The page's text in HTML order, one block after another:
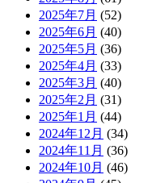
2025年7月 (52)
2025年6月 (40)
2025年5月 (36)
2025年4月 (33)
2025年3月 (40)
2025年2月 (31)
2025年1月 (44)
2024年12月 (34)
2024年11月 (36)
2024年10月 (46)